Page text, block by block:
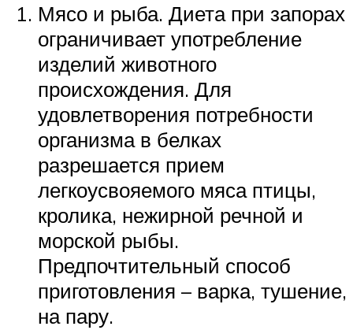
Мясо и рыба. Диета при запорах
ограничивает употребление
изделий животного
происхождения. Для
удовлетворения потребности
организма в белках
разрешается прием
легкоусвояемого мяса птицы,
кролика, нежирной речной и
морской рыбы.
Предпочтительный способ
приготовления – варка, тушение,
на пару.